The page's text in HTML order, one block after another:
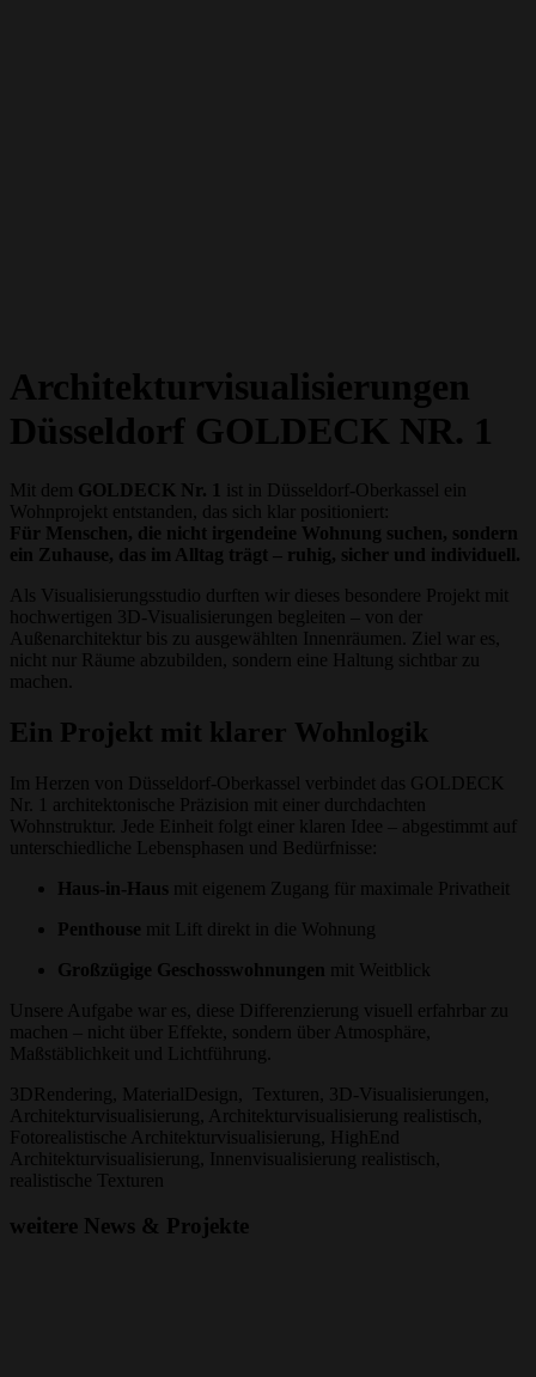
Architekturvisualisierungen
Düsseldorf GOLDECK NR. 1
Mit dem GOLDECK Nr. 1 ist in Düsseldorf-Oberkassel ein
Wohnprojekt entstanden, das sich klar positioniert:
Für Menschen, die nicht irgendeine Wohnung suchen, sondern
ein Zuhause, das im Alltag trägt – ruhig, sicher und individuell.
Als Visualisierungsstudio durften wir dieses besondere Projekt mit
hochwertigen 3D-Visualisierungen begleiten – von der
Außenarchitektur bis zu ausgewählten Innenräumen. Ziel war es,
nicht nur Räume abzubilden, sondern eine Haltung sichtbar zu
machen.
Ein Projekt mit klarer Wohnlogik
Im Herzen von Düsseldorf-Oberkassel verbindet das GOLDECK
Nr. 1 architektonische Präzision mit einer durchdachten
Wohnstruktur. Jede Einheit folgt einer klaren Idee – abgestimmt auf
unterschiedliche Lebensphasen und Bedürfnisse:
Haus-in-Haus mit eigenem Zugang für maximale Privatheit
Penthouse mit Lift direkt in die Wohnung
Großzügige Geschosswohnungen mit Weitblick
Unsere Aufgabe war es, diese Differenzierung visuell erfahrbar zu
machen – nicht über Effekte, sondern über Atmosphäre,
Maßstäblichkeit und Lichtführung.
3DRendering, MaterialDesign, Texturen, 3D-Visualisierungen,
Architekturvisualisierung, Architekturvisualisierung realistisch,
Fotorealistische Architekturvisualisierung, HighEnd
Architekturvisualisierung, Innenvisualisierung realistisch,
realistische Texturen
weitere News & Projekte